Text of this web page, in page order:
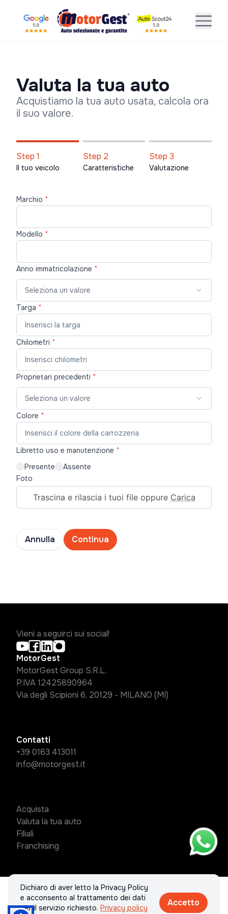
Valuta la tua auto
Acquistiamo la tua auto usata, calcola ora
il suo valore.
Step 1
Il tuo veicolo
Step 2
Caratteristiche
Step 3
Valutazione
Marchio *
Modello *
Anno immatricolazione *
Seleziona un valore
Targa *
Chilometri *
Proprietari precedenti *
Seleziona un valore
Colore *
Libretto uso e manutenzione *
Presente
Assente
Foto
Trascina e rilascia i tuoi file oppure Carica
Annulla Continua
Vieni a seguirci sui social!
MotorGest
MotorGest Group S.R.L.
P.IVA 12425890964
Via degli Scipioni 6, 20129 - MILANO (MI)
Contatti
+39 0163 413011
info@motorgest.it
Acquista
Valuta la tua auto
Filiali
Franchising
Dichiaro di aver letto la Privacy Policy
e acconsento al trattamento dei dati
per il servizio richiesto. Privacy policy
Accetto
© 2026 MotorGest Group S.R.L.. Tutti i diritti riservati.
Privacy policy & Cookies policy